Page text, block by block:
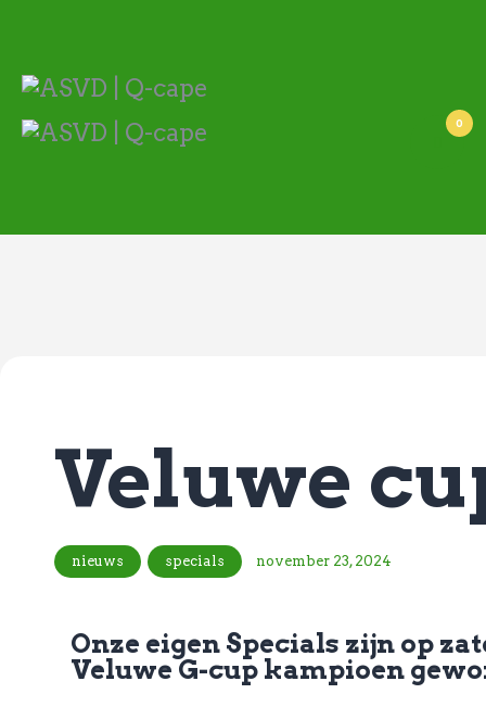
0
Belangrijke informatie
Adressen
Vrienden van
Veluwe
nieuws specials november 23, 2024
Onze eigen Specials zijn op
Veluwe G-cup kampioen